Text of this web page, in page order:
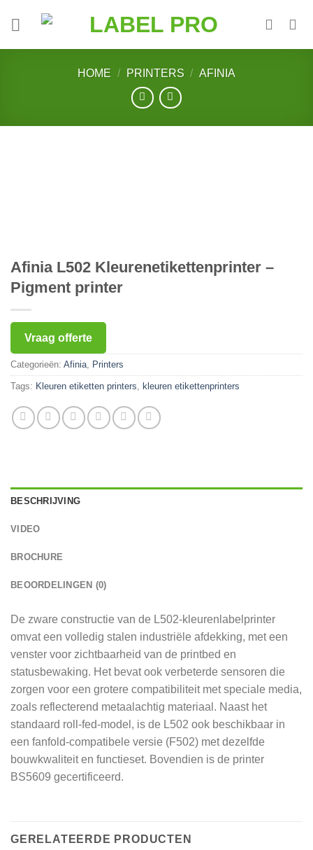
HOME / PRINTERS / AFINIA
Afinia L502 Kleurenetikettenprinter –
Pigment printer
Vraag offerte
Categorieën: Afinia, Printers
Tags: Kleuren etiketten printers, kleuren etikettenprinters
BESCHRIJVING
VIDEO
BROCHURE
BEOORDELINGEN (0)
De zware constructie van de L502-kleurenlabelprinter
omvat een volledig stalen industriële afdekking, met een
venster voor zichtbaarheid van de printbed en
statusbewaking. Het bevat ook verbeterde sensoren die
zorgen voor een grotere compatibiliteit met speciale media,
zoals reflecterend metaalachtig materiaal. Naast het
standaard roll-fed-model, is de L502 ook beschikbaar in
een fanfold-compatibele versie (F502) met dezelfde
bouwkwaliteit en functieset. Bovendien is de printer
BS5609 gecertificeerd.
GERELATEERDE PRODUCTEN